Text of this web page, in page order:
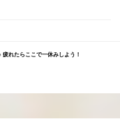
れたらここで一休みしよう！